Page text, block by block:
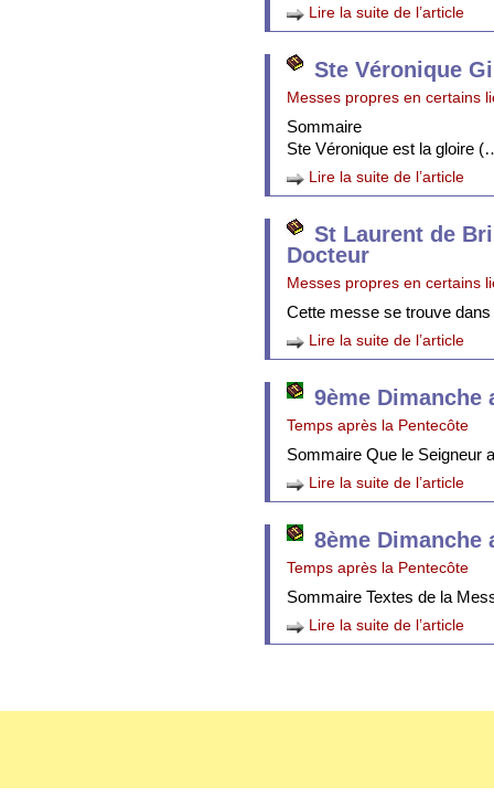
Lire la suite de l’article
Ste Véronique
Messes propres en certains
Sommaire
Ste Véronique est la gloire
Lire la suite de l’article
St Laurent de
Docteur
Messes propres en certains
Cette messe se trouve
Lire la suite de l’article
9ème Dimanche
Temps après la Pentecôte
Sommaire Que le Seigneur
Lire la suite de l’article
8ème Dimanche
Temps après la Pentecôte
Sommaire Textes de la
Lire la suite de l’article